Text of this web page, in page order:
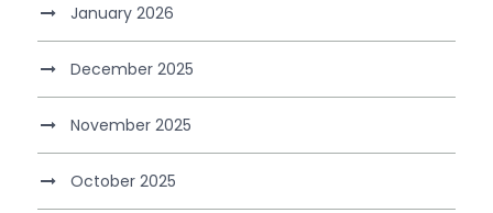
January 2026
December 2025
November 2025
October 2025